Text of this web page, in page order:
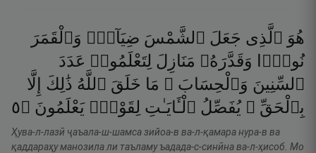
هُوَ ٱلَّذِى جَعَلَ ٱلشَّمْسَ ضِيَآءًۭ وَٱلْقَمَرَ
نُورًۭا
وَقَدَّرَهُۥ مَنَازِلَ لِتَعْلَمُوا۟ عَدَدَ
ٱلسِّنِينَ وَٱلْحِسَابَ ۚ مَا خَلَقَ ٱللَّهُ ذَٰلِكَ
إِلَّا
بِٱلْحَقِّ ۚ يُفَصِّلُ ٱلْـَٔايَـٰتِ لِقَوْمٍۢ يَعْلَمُونَ ۝٥
Ҳува-л-лазӣ ҷаъала-ш-шамса зийоа-в ва-л-қамара нура-в ва
қаддараҳу манозила ли таъламу ъадада-с-синӣна ва-л-ҳисоб. Мо